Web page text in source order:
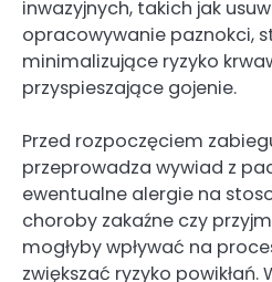
inwazyjnych, takich jak
opracowywanie paznokci,
minimalizujące ryzyko
przyspieszające gojenie.
Przed rozpoczęciem
przeprowadza wywiad z
ewentualne alergie na
choroby zakaźne czy
mogłyby wpływać na
zwiększać ryzyko powikłań.